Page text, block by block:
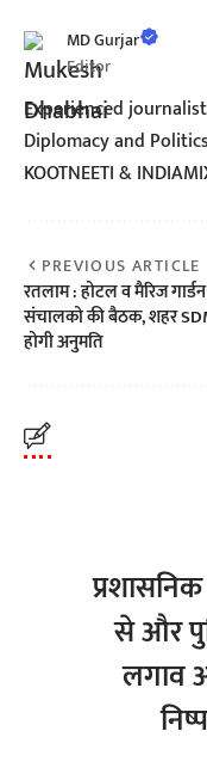
MD Gurjar
Editor
Experienced
Diplomacy and
KOOTNEETI &
PREVIOUS ARTICLE
रतलाम : होटल व मैरिज गार्डन
संचालको की बैठक, शहर
होगी अनुमति
से और
लगाव